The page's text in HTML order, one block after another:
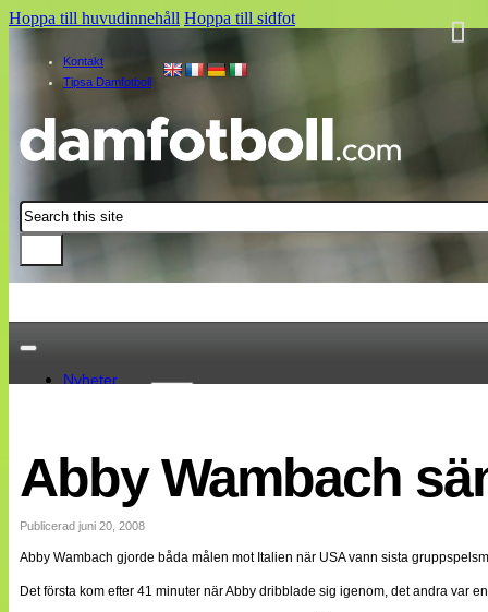
Hoppa till huvudinnehåll Hoppa till sidfot
Kontakt
Tipsa Damfotboll
Sök
Nyheter
Landslaget
EM 2013
Internationellt
Bildreportage
Bloggar
Lagen
Abby Wambach
Publicerad juni 20, 2008
Abby Wambach gjorde båda målen mot Italien när USA vann sista
Det första kom efter 41 minuter när Abby dribblade sig igenom, det andra var